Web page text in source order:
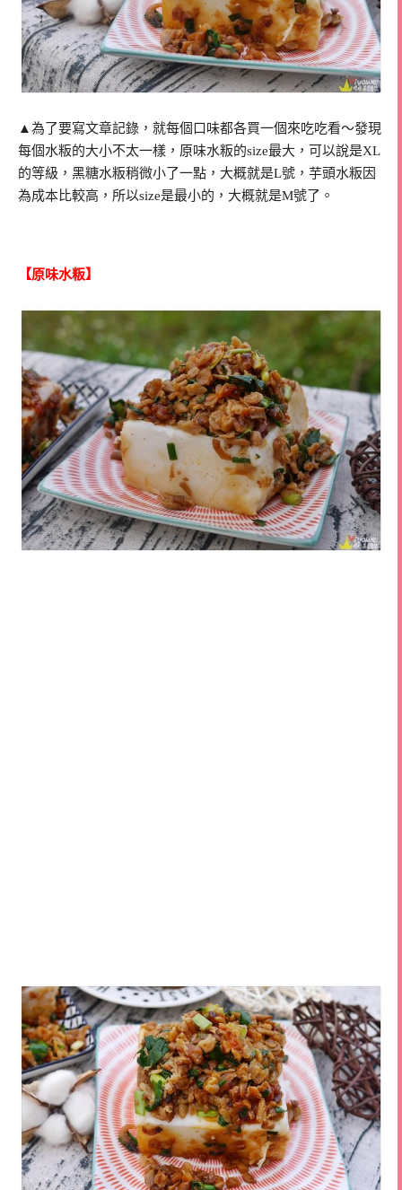
▲為了要寫文章記錄，就每個口味都各買一個來吃吃看～發現
每個水粄的大小不太一樣，原味水粄的size最大，可以說是XL
的等級，黑糖水粄稍微小了一點，大概就是L號，芋頭水粄因
為成本比較高，所以size是最小的，大概就是M號了。
【原味水粄】